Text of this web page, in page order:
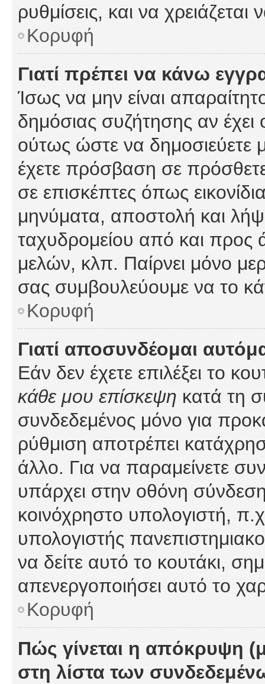
ρυθμίσεις, και να χρειάζεται
Κορυφή
Γιατί πρέπει να κάνω
Ίσως να μην είναι
δημόσιας συζήτησης αν έχει
ούτως ώστε να δημοσιεύετε
έχετε πρόσβαση σε
σε επισκέπτες όπως
μηνύματα, αποστολή και
ταχυδρομείου από και προς
μελών, κλπ. Παίρνει μόνο
σας συμβουλεύουμε να το
Κορυφή
Γιατί αποσυνδέομαι
Εάν δεν έχετε επιλέξει το
κάθε μου επίσκεψη κατά τη
συνδεδεμένος μόνο για
ρύθμιση αποτρέπει
άλλο. Για να παραμείνετε
υπάρχει στην οθόνη
κοινόχρηστο υπολογιστή,
υπολογιστής
να δείτε αυτό το κουτάκι,
απενεργοποιήσει αυτό το
Κορυφή
Πώς γίνεται η απόκρυψη
στη λίστα των